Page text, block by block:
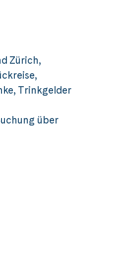
Zürich,
Trinkgelder
über